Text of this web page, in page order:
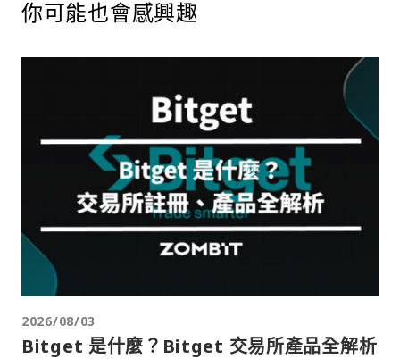
你可能也會感興趣
2026/08/03
Bitget 是什麼？Bitget 交易所產品全解析